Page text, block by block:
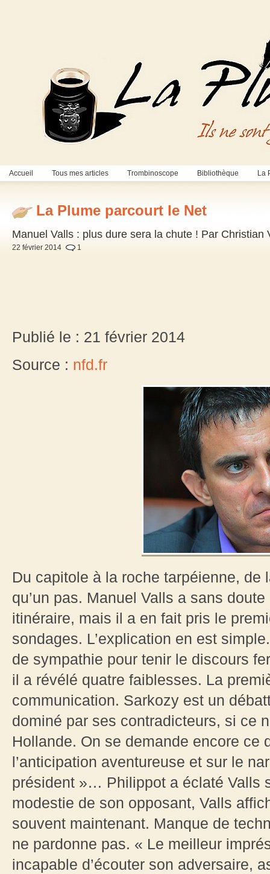
Accueil Tous mes articles Trombinoscope Bibliothèque La
La Plume parcourt le Net
Manuel Valls : plus dure sera la chute ! Par Christian
22 février 2014 1
Publié le : 21 février 2014
Source : nfd.fr
Du capitole à la roche tarpéienne, de
qu’un pas. Manuel Valls a sans
itinéraire, mais il a en fait pris le
sondages. L’explication en est
de sympathie pour tenir le discours
il a révélé quatre faiblesses. La
communication. Sarkozy est un
dominé par ses contradicteurs, si ce
Hollande. On se demande encore ce
l’anticipation aventureuse et sur le
président »… Philippot a éclaté Valls
modestie de son opposant, Valls
souvent maintenant. Manque de
ne pardonne pas. « Le meilleur
incapable d’écouter son adversaire,